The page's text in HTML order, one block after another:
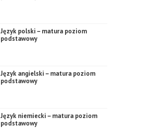
Język polski – matura poziom
podstawowy
Język angielski – matura poziom
podstawowy
Język niemiecki – matura poziom
podstawowy